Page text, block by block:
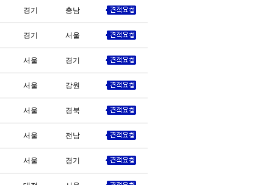
경기 충남
경기 서울
서울 경기
서울 강원
서울 경북
서울 전남
서울 경기